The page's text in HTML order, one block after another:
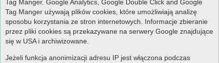
Tag Manger. Google Analytics, Google Double Click and Google
Tag Manger używają plików cookies, które umożliwiają analizę
sposobu korzystania ze stron internetowych. Informacje zbieranie
przez pliki cookies są przekazywane na serwery Google znajdujące
się w USA i archiwizowane.
Jeżeli funkcja anonimizacji adresu IP jest włączona podczas